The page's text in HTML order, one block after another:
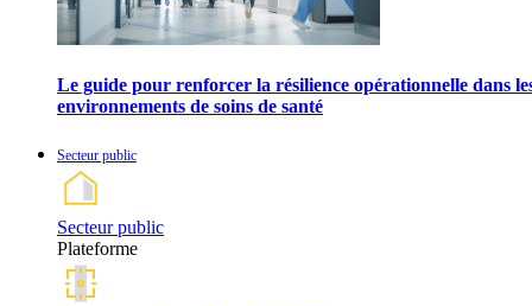
Le guide pour renforcer la résilience opérationnelle dans
environnements de soins de santé
Secteur public
Secteur public
Plateforme